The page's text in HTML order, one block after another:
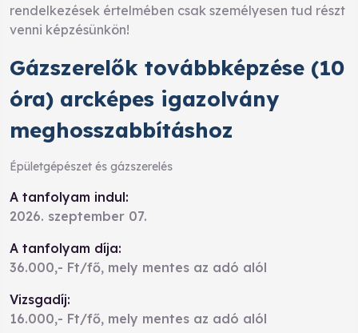
rendelkezések értelmében csak személyesen tud részt
venni képzésünkön!
Gázszerelők továbbképzése (10
óra) arcképes igazolvány
meghosszabbításhoz
Épületgépészet és gázszerelés
A tanfolyam indul:
2026. szeptember 07.
A tanfolyam díja:
36.000,- Ft/fő, mely mentes az adó alól
Vizsgadíj:
16.000,- Ft/fő, mely mentes az adó alól